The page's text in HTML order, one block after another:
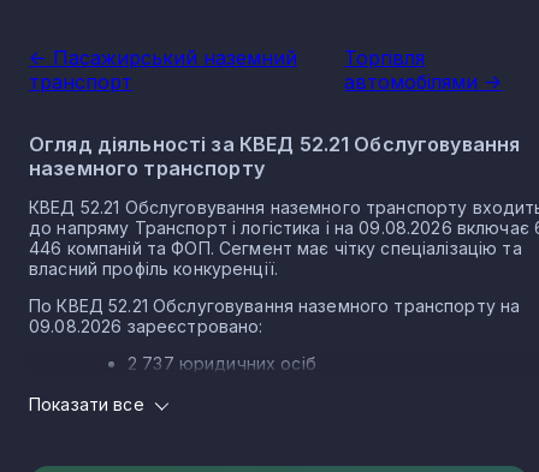
<- Пасажирський наземний
транспорт
Торгівля
автомобілями ->
Огляд діяльності за КВЕД 52.21 Обслуговування
наземного транспорту
КВЕД 52.21 Обслуговування наземного транспорту
до напряму Транспорт і логістика і на 09.08.2026 включає
446 компаній та ФОП. Сегмент має чітку спеціалізацію та
власний профіль конкуренції.
По КВЕД 52.21 Обслуговування наземного транспорту на
09.08.2026 зареєстровано:
2 737 юридичних осіб
Показати все